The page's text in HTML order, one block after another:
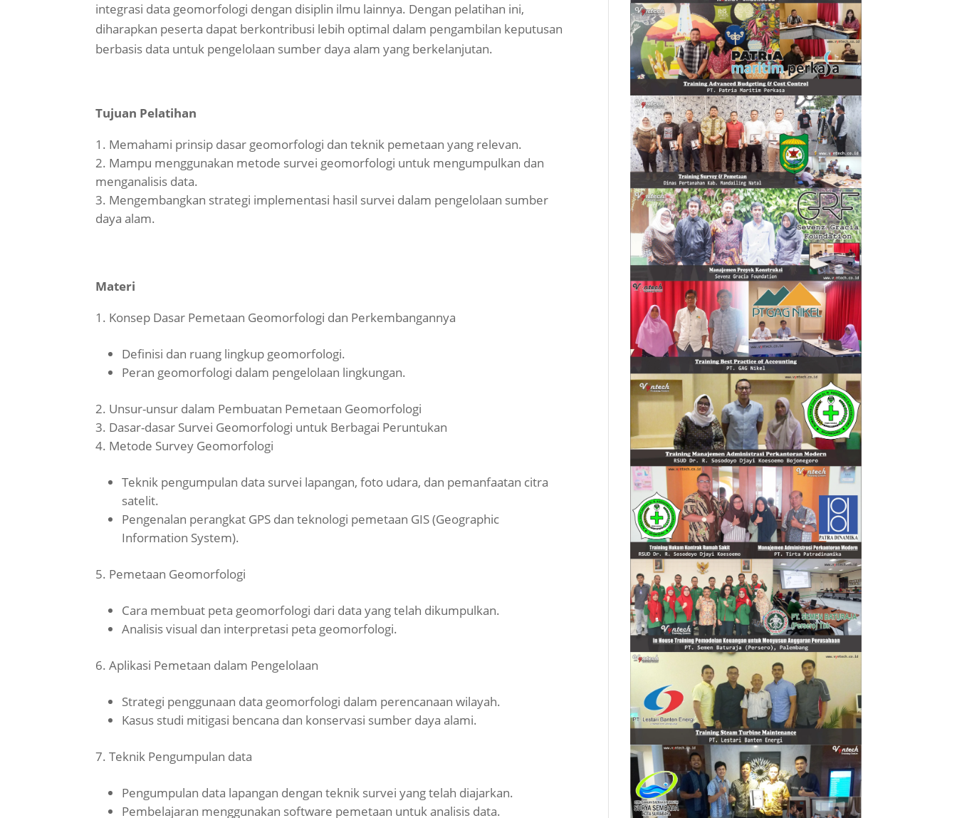
integrasi data geomorfologi dengan disiplin ilmu lainnya. Dengan pelatihan ini,
diharapkan peserta dapat berkontribusi lebih optimal dalam pengambilan keputusan
berbasis data untuk pengelolaan sumber daya alam yang berkelanjutan.
Tujuan Pelatihan
Memahami prinsip dasar geomorfologi dan teknik pemetaan yang relevan.
Mampu menggunakan metode survei geomorfologi untuk mengumpulkan dan
menganalisis data.
Mengembangkan strategi implementasi hasil survei dalam pengelolaan sumber
daya alam.
Materi
Konsep Dasar Pemetaan Geomorfologi dan Perkembangannya
Definisi dan ruang lingkup geomorfologi.
Peran geomorfologi dalam pengelolaan lingkungan.
Unsur-unsur dalam Pembuatan Pemetaan Geomorfologi
Dasar-dasar Survei Geomorfologi untuk Berbagai Peruntukan
Metode Survey Geomorfologi
Teknik pengumpulan data survei lapangan, foto udara, dan pemanfaatan citra
satelit.
Pengenalan perangkat GPS dan teknologi pemetaan GIS (Geographic
Information System).
Pemetaan Geomorfologi
Cara membuat peta geomorfologi dari data yang telah dikumpulkan.
Analisis visual dan interpretasi peta geomorfologi.
Aplikasi Pemetaan dalam Pengelolaan
Strategi penggunaan data geomorfologi dalam perencanaan wilayah.
Kasus studi mitigasi bencana dan konservasi sumber daya alami.
Teknik Pengumpulan data
Pengumpulan data lapangan dengan teknik survei yang telah diajarkan.
Pembelajaran menggunakan software pemetaan untuk analisis data.